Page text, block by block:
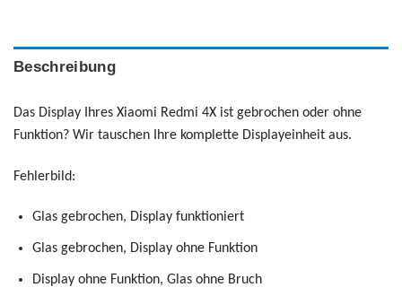
Beschreibung
Das Display Ihres Xiaomi Redmi 4X ist gebrochen oder ohne
Funktion? Wir tauschen Ihre komplette Displayeinheit aus.
Fehlerbild:
Glas gebrochen, Display funktioniert
Glas gebrochen, Display ohne Funktion
Display ohne Funktion, Glas ohne Bruch